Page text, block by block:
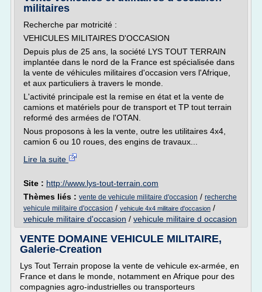
militaires
Recherche par motricité :
VEHICULES MILITAIRES D'OCCASION
Depuis plus de 25 ans, la société LYS TOUT TERRAIN
implantée dans le nord de la France est spécialisée dans
la vente de véhicules militaires d'occasion vers l'Afrique,
et aux particuliers à travers le monde.
L'activité principale est la remise en état et la vente de
camions et matériels pour de transport et TP tout terrain
reformé des armées de l'OTAN.
Nous proposons à les la vente, outre les utilitaires 4x4,
camion 6 ou 10 roues, des engins de travaux...
Lire la suite
Site : http://www.lys-tout-terrain.com
Thèmes liés : vente de vehicule militaire d'occasion / recherche
vehicule militaire d'occasion / vehicule 4x4 militaire d'occasion /
vehicule militaire d'occasion / vehicule militaire d occasion
VENTE DOMAINE VEHICULE MILITAIRE,
Galerie-Creation
Lys Tout Terrain propose la vente de vehicule ex-armée, en
France et dans le monde, notamment en Afrique pour des
compagnies agro-industrielles ou transporteurs